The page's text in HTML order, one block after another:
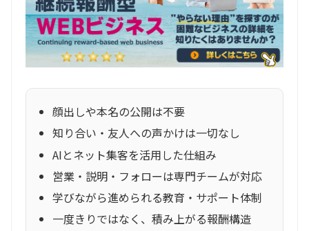
顔出しや本名の公開は不要
知り合い・友人への声かけは一切なし
AIとネット集客を活用した仕組み
営業・説明・フォローは専門チームが対応
学びながら進められる教育・サポート体制
一度きりではなく、積み上がる報酬構造